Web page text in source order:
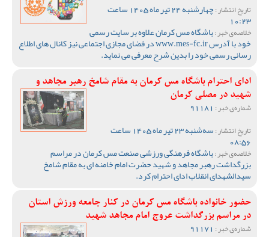
تاریخ انتشار : چهارشنبه 24 تیر ماه 1405 ساعت
10:23
خلاصه‌ی خبر :باشگاه مس کرمان علاوه بر سایت رسمی
خود با آدرس www.mes-fc.ir در فضای مجازی اجتماعی نیز کانال های اطلاع
رسانی رسمی خود را بدین شرح معرفی می نماید.
ادای احترام باشگاه مس کرمان به مقام شامخ رهبر مجاهد و
شهید در مصلی کرمان
شماره‌ی خبر :
تاریخ انتشار : سه‌شنبه 23 تیر ماه 1405 ساعت
08:56
خلاصه‌ی خبر :باشگاه فرهنگی ورزشی صنعت مس کرمان در مراسم
بزرگداشت رهبر مجاهد و شهید حضرت امام خامنه ای به مقام شامخ
سیدالشهدای انقلاب ادای احترام کرد.
حضور خانواده باشگاه مس کرمان در کنار جامعه ورزش استان
در مراسم بزرگداشت عروج امام مجاهد شهید
شماره‌ی خبر :